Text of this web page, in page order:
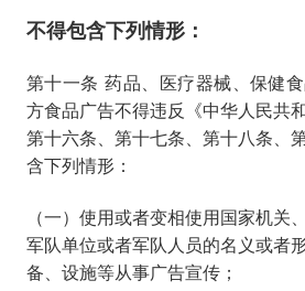
不得包含下列情形：
第十一条 药品、医疗器械、保健
方食品广告不得违反《中华人民共
第十六条、第十七条、第十八条、
含下列情形：
（一）使用或者变相使用国家机关
军队单位或者军队人员的名义或者
备、设施等从事广告宣传；